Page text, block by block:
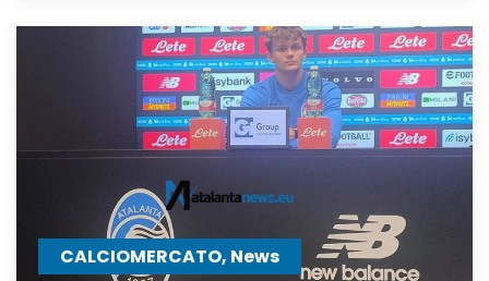
il
Milan,
su
offre
Ricci
CALCIOMERCATO, News